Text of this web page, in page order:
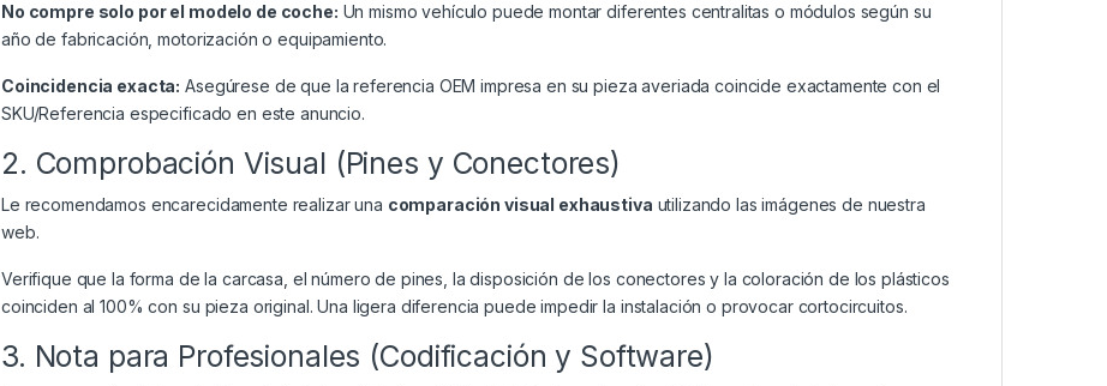
No compre solo por el modelo de coche: Un mismo vehículo puede montar diferentes centralitas o módulos según su
año de fabricación, motorización o equipamiento.
Coincidencia exacta: Asegúrese de que la referencia OEM impresa en su pieza averiada coincide exactamente con el
SKU/Referencia especificado en este anuncio.
2. Comprobación Visual (Pines y Conectores)
Le recomendamos encarecidamente realizar una comparación visual exhaustiva utilizando las imágenes de nuestra
web.
Verifique que la forma de la carcasa, el número de pines, la disposición de los conectores y la coloración de los plásticos
coinciden al 100% con su pieza original. Una ligera diferencia puede impedir la instalación o provocar cortocircuitos.
3. Nota para Profesionales (Codificación y Software)